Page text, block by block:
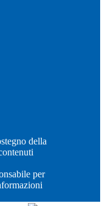
della
per